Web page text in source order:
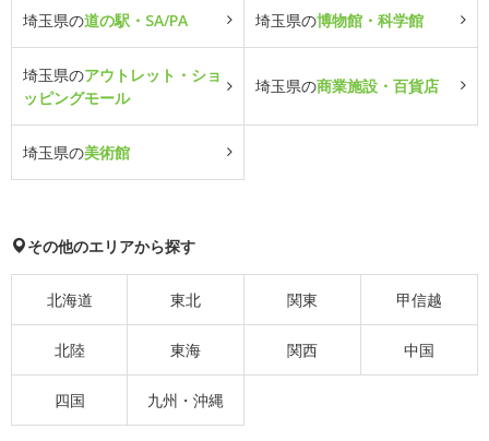
埼玉県の道の駅・SA/PA 埼玉県の博物館・科学館
埼玉県のアウトレット・ショ
ッピングモール
埼玉県の商業施設・百貨店
埼玉県の美術館
その他のエリアから探す
北海道 東北 関東 甲信越
北陸 東海 関西 中国
四国 九州・沖縄